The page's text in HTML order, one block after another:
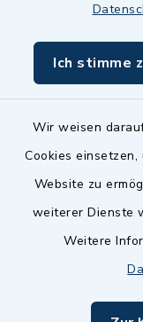
Ich stimme
Wir weisen
Cookies
Website zu
weiterer Dienste
Weitere